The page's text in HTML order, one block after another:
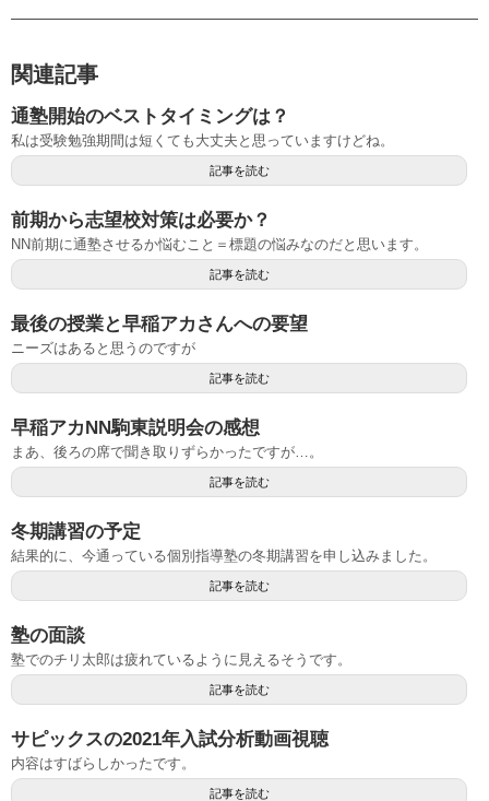
関連記事
通塾開始のベストタイミングは？
私は受験勉強期間は短くても大丈夫と思っていますけどね。
記事を読む
前期から志望校対策は必要か？
NN前期に通塾させるか悩むこと＝標題の悩みなのだと思います。
記事を読む
最後の授業と早稲アカさんへの要望
ニーズはあると思うのですが
記事を読む
早稲アカNN駒東説明会の感想
まあ、後ろの席で聞き取りずらかったですが…。
記事を読む
冬期講習の予定
結果的に、今通っている個別指導塾の冬期講習を申し込みました。
記事を読む
塾の面談
塾でのチリ太郎は疲れているように見えるそうです。
記事を読む
サピックスの2021年入試分析動画視聴
内容はすばらしかったです。
記事を読む